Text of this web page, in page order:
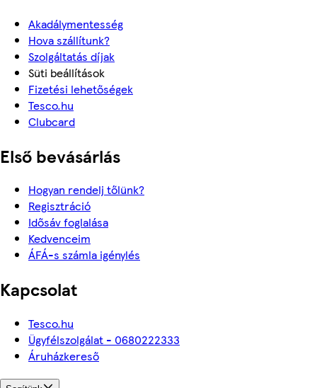
Akadálymentesség
Hova szállítunk?
Szolgáltatás díjak
Süti beállítások
Fizetési lehetőségek
Tesco.hu
Clubcard
Első bevásárlás
Hogyan rendelj tőlünk?
Regisztráció
Idősáv foglalása
Kedvenceim
ÁFÁ-s számla igénylés
Kapcsolat
Tesco.hu
Ügyfélszolgálat - 0680222333
Áruházkereső